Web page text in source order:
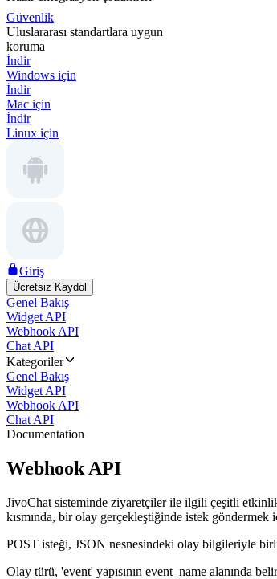
Güvenlik
Uluslararası standartlara uygun
koruma
İndir
Windows için
İndir
Mac için
İndir
Linux için
Giriş
Ücretsiz Kaydol
Genel Bakış
Widget API
Webhook API
Chat API
Kategoriler
Genel Bakış
Widget API
Webhook API
Chat API
Documentation
Webhook API
JivoChat sisteminde ziyaretçiler ile ilgili çeşitli
kısmında, bir olay gerçekleştiğinde istek
POST isteği, JSON nesnesindeki olay bilgileriyle
Olay türü, 'event' yapısının event_name alanında